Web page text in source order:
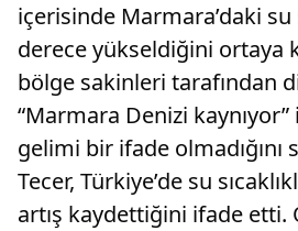
içerisinde Marmara’daki su
derece yükseldiğini ortaya
bölge sakinleri tarafından
“Marmara Denizi
gelimi bir ifade olmadığını
Tecer, Türkiye’de su
artış kaydettiğini ifade etti.